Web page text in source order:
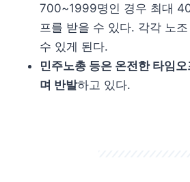
700~1999명인 경우 최대
프를 받을 수 있다. 각각 노
수 있게 된다.
민주노총 등은 온전한 타임
며 반발하고 있다.